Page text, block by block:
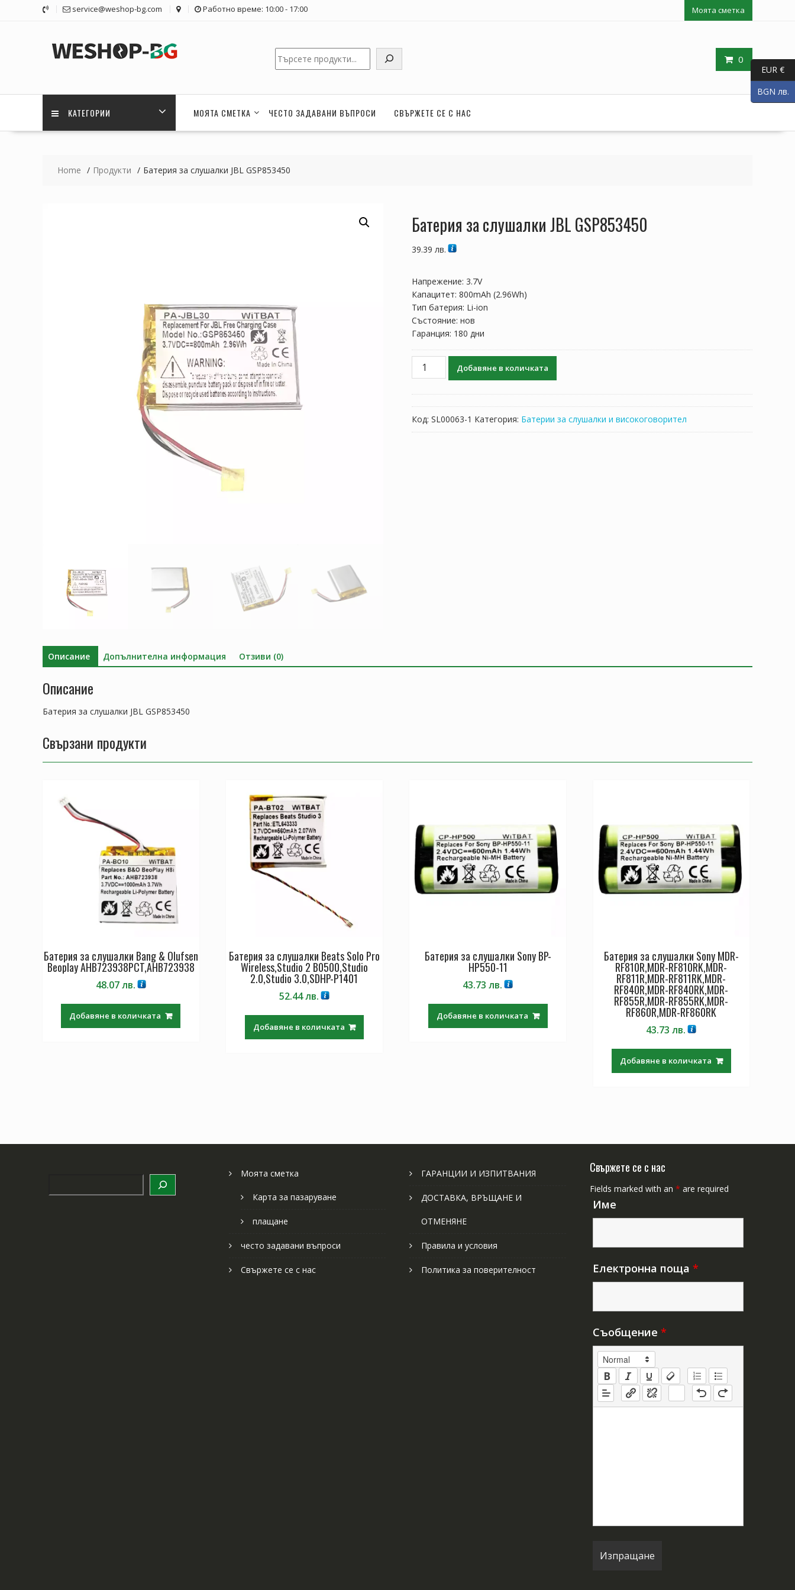
service@weshop-bg.com Работно време: 10:00 - 17:00 Моята сметка
0
Търсене
КАТЕГОРИИ МОЯТА СМЕТКА ЧЕСТО ЗАДАВАНИ ВЪПРОСИ СВЪРЖЕТЕ СЕ С НАС
Home Продукти Батерия за слушалки JBL GSP853450
Батерия за слушалки JBL GSP853450
39.39 лв.
Напрежение: 3.7V
Капацитет: 800mAh (2.96Wh)
Тип батерия: Li-ion
Състояние: нов
Гаранция: 180 дни
количество
JBL
Добавяне в количката
Код: SL00063-1 Категория: Батерии за слушалки и високоговорител
Описание Допълнителна информация Отзиви (0)
Описание
Батерия за слушалки JBL GSP853450
Свързани продукти
Батерия за слушалки Bang & Olufsen
Beoplay AHB723938PCT,AHB723938
48.07лв.
Добавяне в количката
Батерия за слушалки Beats Solo Pro
Wireless,Studio 2 B0500,Studio
2.0,Studio 3.0,SDHP-P1401
52.44лв.
Добавяне в количката
Батерия за слушалки Sony BP-
HP550-11
43.73лв.
Добавяне в количката
Батерия за слушалки Sony MDR-
RF810R,MDR-RF810RK,MDR-
RF811R,MDR-RF811RK,MDR-
RF840R,MDR-RF840RK,MDR-
RF855R,MDR-RF855RK,MDR-
RF860R,MDR-RF860RK
43.73лв.
Добавяне в количката
Моята сметка
Карта за пазаруване
плащане
често задавани въпроси
Свържете се с нас
ГАРАНЦИИ И ИЗПИТВАНИЯ
ДОСТАВКА, ВРЪЩАНЕ И
ОТМЕНЯНЕ
Правила и условия
Политика за поверителност
Свържете се с нас
Fields marked with an * are required
Име
Електронна поща *
Съобщение *
EUR €
BGN лв.